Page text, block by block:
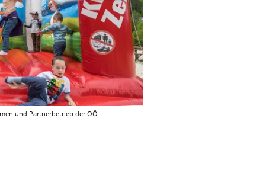
und Partnerbetrieb der OÖ.